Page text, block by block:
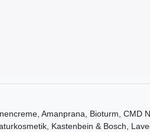
Amanprana, Bioturm, CMD
Kastenbein & Bosch,